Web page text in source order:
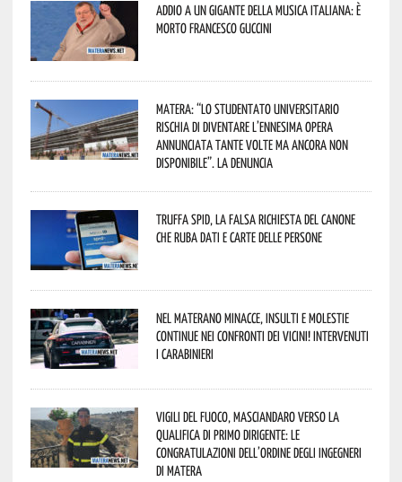
Addio a un gigante della musica italiana: è
morto Francesco Guccini
Matera: “Lo studentato universitario
rischia di diventare l’ennesima opera
annunciata tante volte ma ancora non
disponibile”. La denuncia
Truffa Spid, la falsa richiesta del canone
che ruba dati e carte delle persone
Nel materano minacce, insulti e molestie
continue nei confronti dei vicini! Intervenuti
i Carabinieri
Vigili del Fuoco, Masciandaro verso la
qualifica di Primo Dirigente: le
congratulazioni dell’Ordine degli Ingegneri
di Matera